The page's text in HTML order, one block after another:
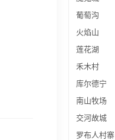
葡萄沟
火焰山
莲花湖
禾木村
库尔德宁
南山牧场
交河故城
罗布人村寨